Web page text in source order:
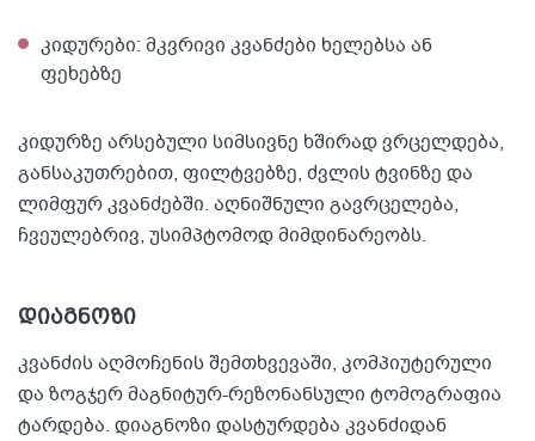
კიდურები: მკვრივი კვანძები ხელებსა ან
ფეხებზე
კიდურზე არსებული სიმსივნე ხშირად ვრცელდება,
განსაკუთრებით, ფილტვებზე, ძვლის ტვინზე და
ლიმფურ კვანძებში. აღნიშნული გავრცელება,
ჩვეულებრივ, უსიმპტომოდ მიმდინარეობს.
დიაგნოზი
კვანძის აღმოჩენის შემთხვევაში, კომპიუტერული
და ზოგჯერ მაგნიტურ-რეზონანსული ტომოგრაფია
ტარდება. დიაგნოზი დასტურდება კვანძიდან